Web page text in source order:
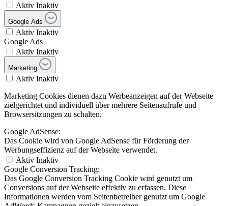
Aktiv Inaktiv
Google Ads
Aktiv Inaktiv
Google Ads
Aktiv Inaktiv
Marketing
Aktiv Inaktiv
Marketing Cookies dienen dazu Werbeanzeigen auf der Webseite
zielgerichtet und individuell über mehrere Seitenaufrufe und
Browsersitzungen zu schalten.
Google AdSense:
Das Cookie wird von Google AdSense für Förderung der
Werbungseffizienz auf der Webseite verwendet.
Aktiv Inaktiv
Google Conversion Tracking:
Das Google Conversion Tracking Cookie wird genutzt um
Conversions auf der Webseite effektiv zu erfassen. Diese
Informationen werden vom Seitenbetreiber genutzt um Google